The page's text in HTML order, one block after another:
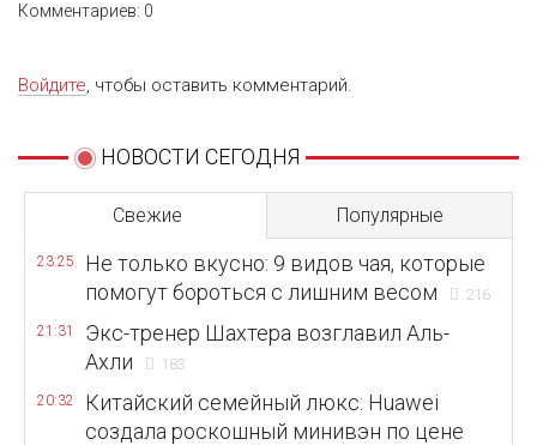
Комментариев: 0
Войдите, чтобы оставить комментарий.
НОВОСТИ СЕГОДНЯ
Свежие Популярные
23:25
Не только вкусно: 9 видов чая, которые
помогут бороться с лишним весом
216
21:31
Экс-тренер Шахтера возглавил Аль-
Ахли
183
20:32
Китайский семейный люкс: Huawei
создала роскошный минивэн по цене